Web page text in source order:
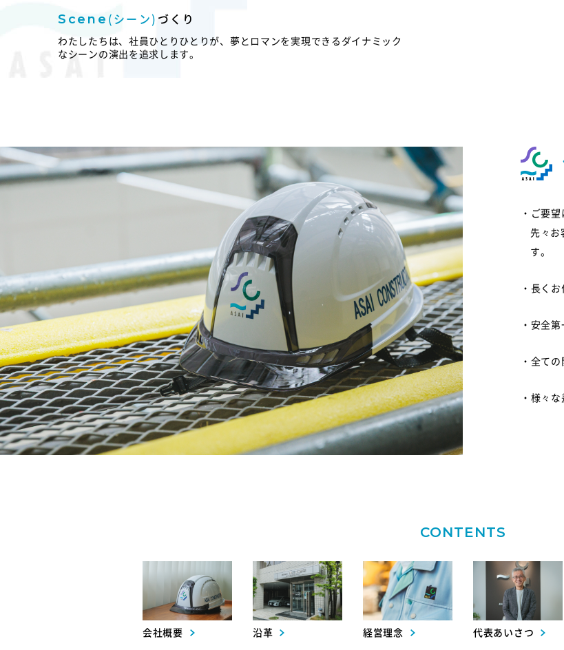
Scene (シーン) づくり
わたしたちは、社員ひとりひとりが、夢とロマンを実現できるダイナミック
なシーンの演出を追求します。
・ご要
先々お
す。
・長く
・安全
・全て
・様々
CONTENTS
会社概要 沿革 経営理念 代表あいさつ